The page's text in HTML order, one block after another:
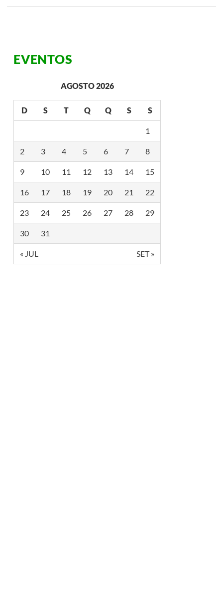
EVENTOS
AGOSTO 2026
D S T Q Q S S
1
2 3 4 5 6 7 8
9 10 11 12 13 14 15
16 17 18 19 20 21 22
23 24 25 26 27 28 29
30 31
« JUL SET »